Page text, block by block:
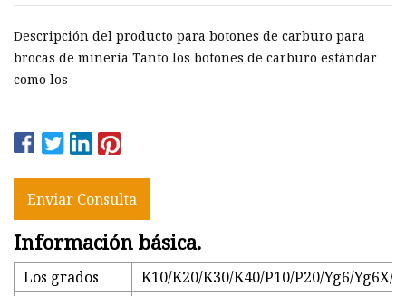
Descripción del producto para botones de carburo para
brocas de minería Tanto los botones de carburo estándar
como los
Enviar Consulta
Información básica.
Los grados
K10/K20/K30/K40/P10/P20/Yg6/Yg6X/